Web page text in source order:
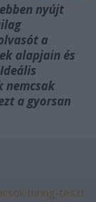
nyújt
a
alapjain és
nemcsak
a gyorsan
turing-teszt